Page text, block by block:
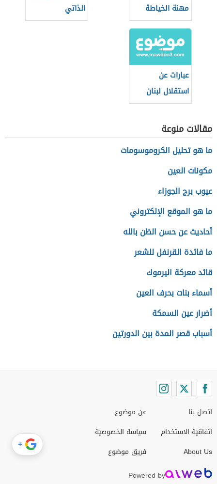
مهنة الخياطة
الذاتي
عبارات عن
استقلال لبنان
مقالات منوعة
ما هو تحليل الكروموسومات
مكونات العين
عيوب برج الجوزاء
ما هو الموقع الإلكتروني
أحاديث عن حسن الظن بالله
ما فائدة القرنفل للشعر
قائد معركة اليرموك
أسماء بنات بحرف العين
أضرار عين السمكة
أسباب قصر المدة بين الدورتين
اتصل بنا
اتفاقية الاستخدام
About Us
عن موضوع
سياسة الخصوصية
فريق موضوع
Powered by
+